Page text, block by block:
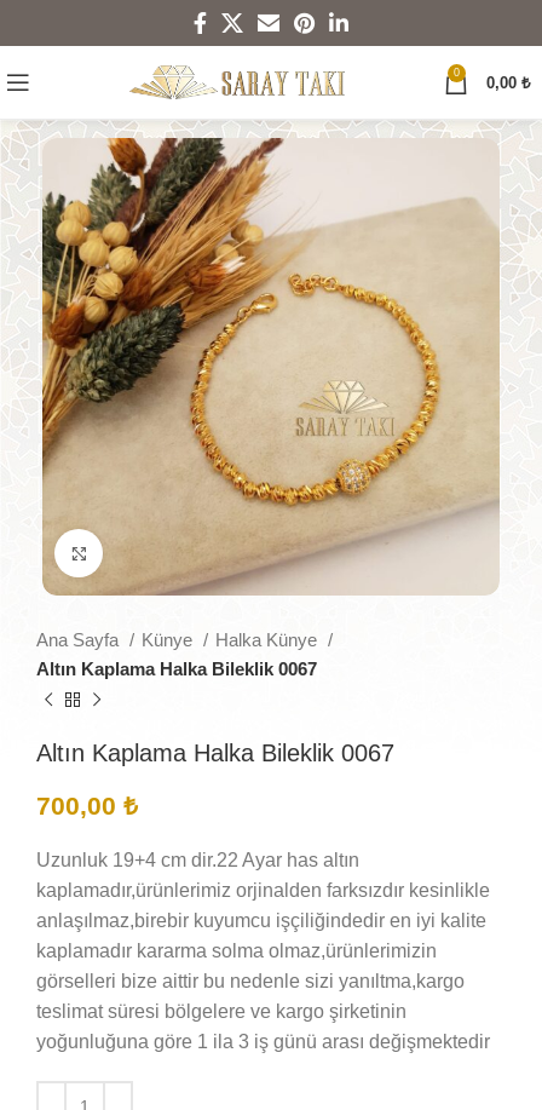
0
0,00 ₺
Büyütmek için tıklayın
Ana Sayfa Künye
Halka Künye
Altın Kaplama Halka Bileklik 0067
Altın Kaplama Halka Bileklik 0067
700,00 ₺
Uzunluk 19+4 cm dir.22 Ayar has altın
kaplamadır,ürünlerimiz orjinalden farksızdır kesinlikle
anlaşılmaz,birebir kuyumcu işçiliğindedir en iyi kalite
kaplamadır kararma solma olmaz,ürünlerimizin
görselleri bize aittir bu nedenle sizi yanıltma,kargo
teslimat süresi bölgelere ve kargo şirketinin
yoğunluğuna göre 1 ila 3 iş günü arası değişmektedir